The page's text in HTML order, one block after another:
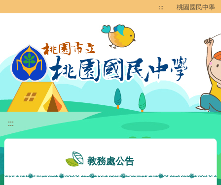
::: 桃園國民中學
:::
教務處公告